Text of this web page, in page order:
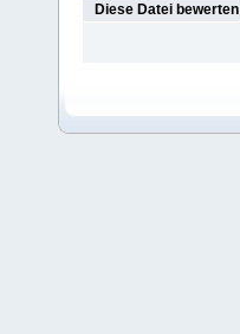
Diese Datei bewerten